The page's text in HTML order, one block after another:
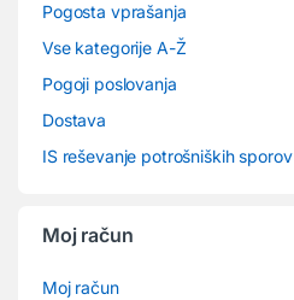
Pogosta vprašanja
Vse kategorije A-Ž
Pogoji poslovanja
Dostava
IS reševanje potrošniških sporov
Moj račun
Moj račun